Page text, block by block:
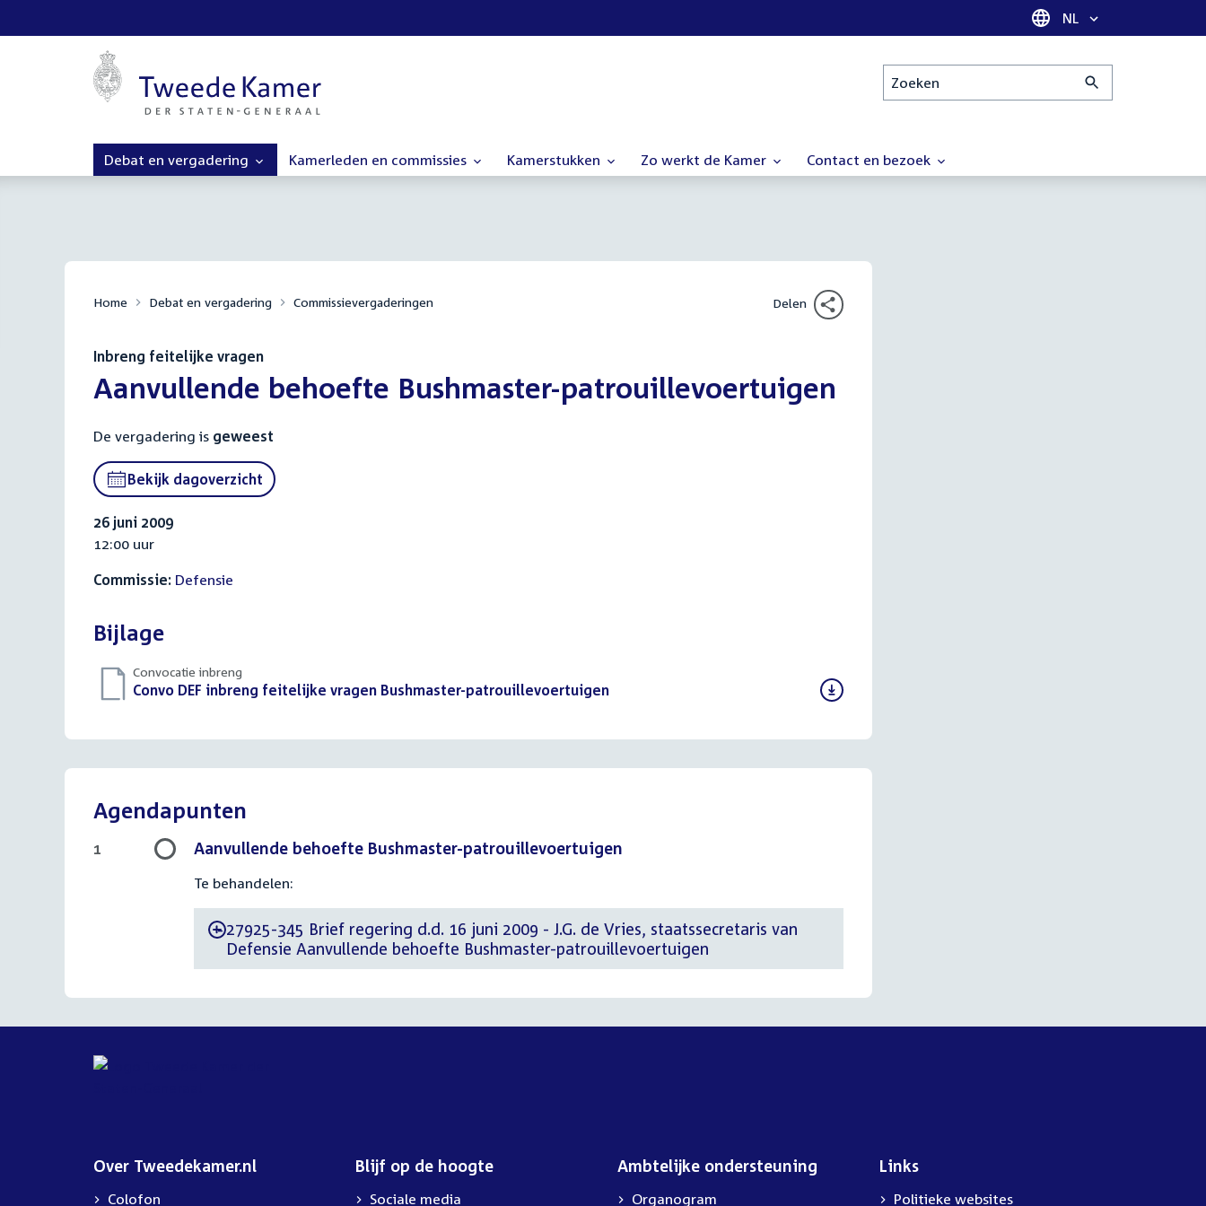
Taal selectie
NL
Zoeken
Debat en vergadering Kamerleden en commissies Kamerstukken Zo werkt de Kamer Contact en bezoek
Home Debat en vergadering Commissievergaderingen Delen
Inbreng feitelijke vragen
Aanvullende behoefte Bushmaster-patrouillevoertuigen
De vergadering is geweest
Bekijk dagoverzicht
26 juni 2009
12:00 uur
Commissie: Defensie
Bijlage
Convocatie inbreng
Download
Convo DEF inbreng feitelijke vragen Bushmaster-patrouillevoertuigen
Agendapunten
Aanvullende behoefte Bushmaster-patrouillevoertuigen
Te behandelen:
-27925-345 Brief regering d.d. 16 juni 2009 - J.G. de Vries, staatssecretaris van
Defensie Aanvullende behoefte Bushmaster-patrouillevoertuigen
1
Over Tweedekamer.nl
Colofon
Blijf op de hoogte
Sociale media
Ambtelijke ondersteuning
Organogram
Links
Politieke websites